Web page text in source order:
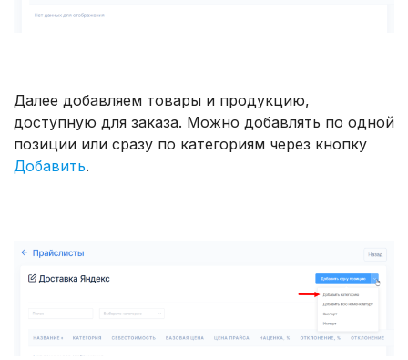
Далее добавляем товары и продукцию,
доступную для заказа. Можно добавлять по одной
позиции или сразу по категориям через кнопку
Добавить.